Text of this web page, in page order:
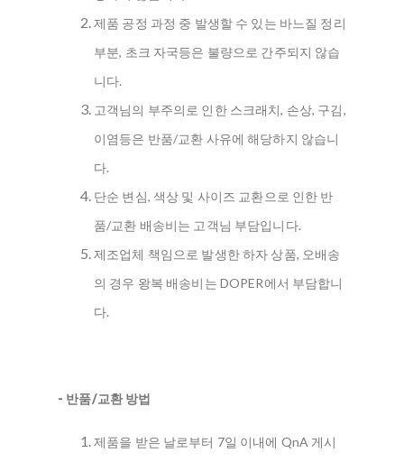
제품 공정 과정 중 발생할 수 있는 바느질 정리
부분, 초크 자국등은 불량으로 간주되지 않습
니다.
고객님의 부주의로 인한 스크래치, 손상, 구김,
이염등은 반품/교환 사유에 해당하지 않습니
다.
단순 변심, 색상 및 사이즈 교환으로 인한 반
품/교환 배송비는 고객님 부담입니다.
제조업체 책임으로 발생한 하자 상품, 오배송
의 경우 왕복 배송비는 DOPER에서 부담합니
다.
- 반품/교환 방법
제품을 받은 날로부터 7일 이내에 QnA 게시